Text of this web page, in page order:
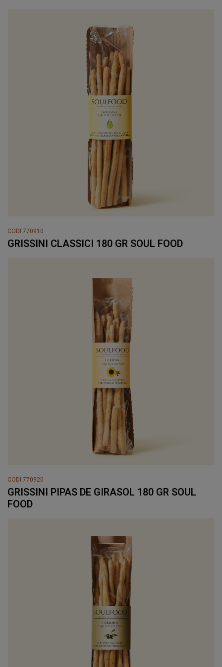
CODI:770910
GRISSINI CLASSICI 180 GR SOUL FOOD
CODI:770920
GRISSINI PIPAS DE GIRASOL 180 GR SOUL
FOOD